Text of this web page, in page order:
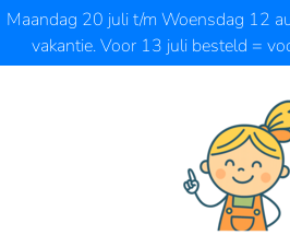
Ga naar de hoofdinhoud
Maandag 20 juli t/m Woensdag 12
vakantie. Voor 13 juli besteld =